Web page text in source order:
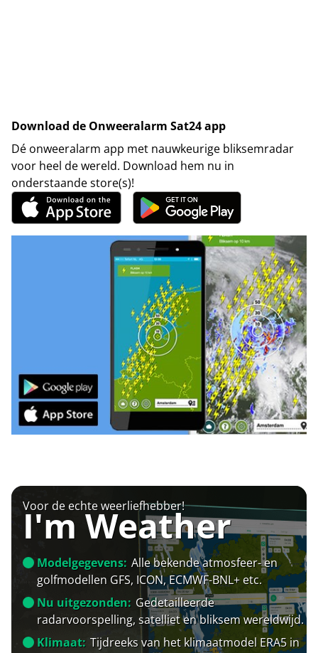
Download de Onweeralarm Sat24 app
Dé onweeralarm app met nauwkeurige bliksemradar
voor heel de wereld. Download hem nu in
onderstaande store(s)!
Voor de echte weerliefhebber!
I'm Weather
Modelgegevens: Alle bekende atmosfeer- en
golfmodellen GFS, ICON, ECMWF-BNL+ etc.
Nu uitgezonden: Gedetailleerde
radarvoorspelling, satelliet en bliksem wereldwijd.
Klimaat: Tijdreeks van het klimaatmodel ERA5 in